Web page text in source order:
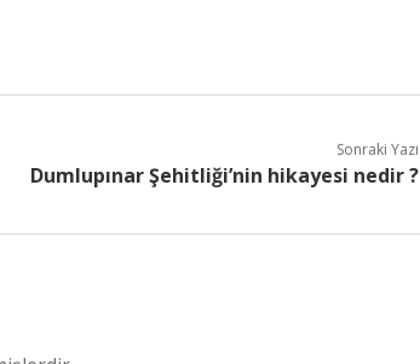
Sonraki Yazı
Dumlupınar Şehitliği’nin hikayesi nedir ?